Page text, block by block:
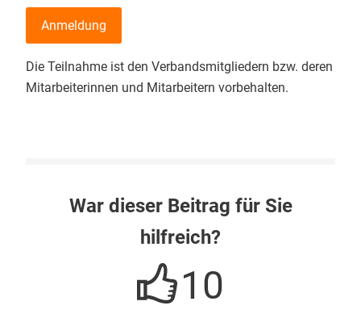
Anmeldung
Die Teilnahme ist den Verbandsmitgliedern bzw. deren
Mitarbeiterinnen und Mitarbeitern vorbehalten.
War dieser Beitrag für Sie
hilfreich?
10